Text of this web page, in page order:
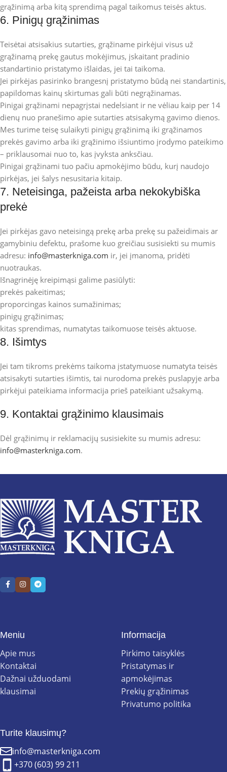
grąžinimą arba kitą sprendimą pagal taikomus teisės aktus.
6. Pinigų grąžinimas
Teisėtai atsisakius sutarties, grąžiname pirkėjui visus už
grąžinamą prekę gautus mokėjimus, įskaitant pradinio
standartinio pristatymo išlaidas, jei tai taikoma.
Jei pirkėjas pasirinko brangesnį pristatymo būdą nei standartinis,
papildomas kainų skirtumas gali būti negrąžinamas.
Pinigai grąžinami nepagrįstai nedelsiant ir ne vėliau kaip per 14
dienų nuo pranešimo apie sutarties atsisakymą gavimo dienos.
Mes turime teisę sulaikyti pinigų grąžinimą iki grąžinamos
prekės gavimo arba iki grąžinimo išsiuntimo įrodymo pateikimo
– priklausomai nuo to, kas įvyksta anksčiau.
Pinigai grąžinami tuo pačiu apmokėjimo būdu, kurį naudojo
pirkėjas, jei šalys nesusitaria kitaip.
7. Neteisinga, pažeista arba nekokybiška
prekė
Jei pirkėjas gavo neteisingą prekę arba prekę su pažeidimais ar
gamybiniu defektu, prašome kuo greičiau susisiekti su mumis
adresu: info@masterkniga.com ir, jei įmanoma, pridėti
nuotraukas.
Išnagrinėję kreipimąsi galime pasiūlyti:
prekės pakeitimas;
proporcingas kainos sumažinimas;
pinigų grąžinimas;
kitas sprendimas, numatytas taikomuose teisės aktuose.
8. Išimtys
Jei tam tikroms prekėms taikoma įstatymuose numatyta teisės
atsisakyti sutarties išimtis, tai nurodoma prekės puslapyje arba
pirkėjui pateikiama informacija prieš pateikiant užsakymą.
9. Kontaktai grąžinimo klausimais
Dėl grąžinimų ir reklamacijų susisiekite su mumis adresu:
info@masterkniga.com.
Meniu
Apie mus
Kontaktai
Dažnai užduodami
klausimai
Informacija
Pirkimo taisyklės
Pristatymas ir
apmokėjimas
Prekių grąžinimas
Privatumo politika
Turite klausimų?
info@masterkniga.com
+370 (603) 99 211